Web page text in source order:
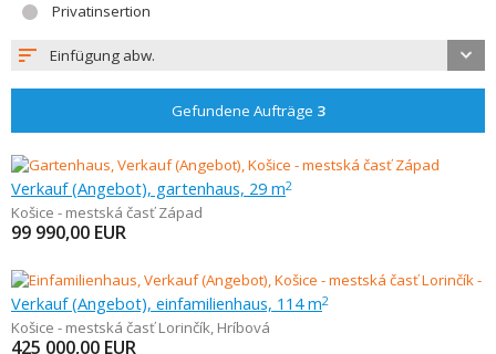
Privatinsertion
Einfügung abw.
Gefundene Aufträge 3
Verkauf (Angebot), gartenhaus, 29 m2
Košice - mestská časť Západ
99 990,00 EUR
Verkauf (Angebot), einfamilienhaus, 114 m2
Košice - mestská časť Lorinčík, Hríbová
425 000,00 EUR